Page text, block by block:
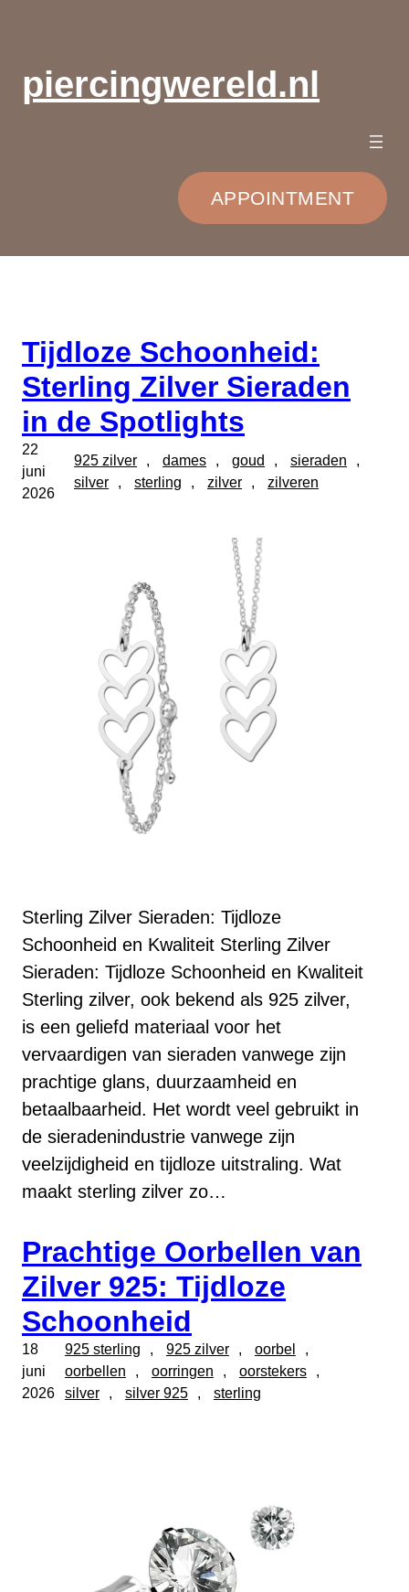
inhoudpiercingwereld.nl
APPOINTMENT
Tijdloze Schoonheid:
Sterling Zilver Sieraden
in de Spotlights
22
juni
2026
925 zilver , dames , goud , sieraden
silver
, sterling , zilver , zilveren
Sterling Zilver Sieraden: Tijdloze
Schoonheid en Kwaliteit Sterling Zilver
Sieraden: Tijdloze Schoonheid en Kwaliteit
Sterling zilver, ook bekend als 925 zilver,
is een geliefd materiaal voor het
vervaardigen van sieraden vanwege zijn
prachtige glans, duurzaamheid en
betaalbaarheid. Het wordt veel gebruikt in
de sieradenindustrie vanwege zijn
veelzijdigheid en tijdloze uitstraling. Wat
maakt sterling zilver zo…
Prachtige Oorbellen van
Zilver 925: Tijdloze
Schoonheid
18
juni
2026
925 sterling , 925 zilver , oorbel
oorbellen
, oorringen , oorstekers
silver
, silver 925 , sterling